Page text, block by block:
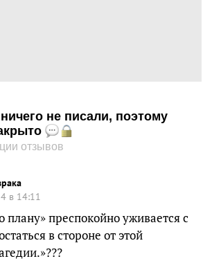
не писали, поэтому
отзывов
в 14:11
плану» преспокойно уживается с
в стороне от этой